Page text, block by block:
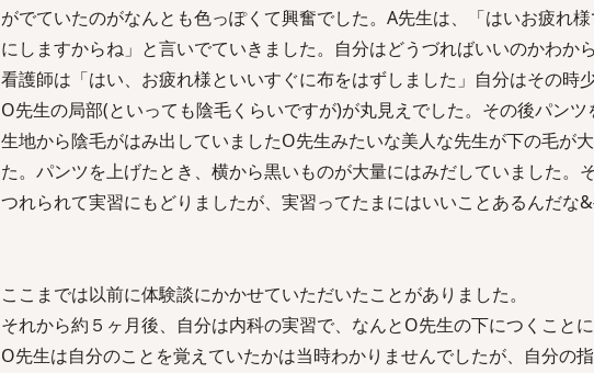
がでていたのがなんとも色っぽくて興奮でした。A先生は、「はいお疲れ
にしますからね」と言いでていきました。自分はどうづればいいのかわか
看護師は「はい、お疲れ様といいすぐに布をはずしました」自分はその時
O先生の局部(といっても陰毛くらいですが)が丸見えでした。その後パン
生地から陰毛がはみ出していましたO先生みたいな美人な先生が下の毛が
た。パンツを上げたとき、横から黒いものが大量にはみだしていました。
つれられて実習にもどりましたが、実習ってたまにはいいことあるんだな
ここまでは以前に体験談にかかせていただいたことがありました。
それから約５ヶ月後、自分は内科の実習で、なんとO先生の下につくことに
O先生は自分のことを覚えていたかは当時わかりませんでしたが、自分の